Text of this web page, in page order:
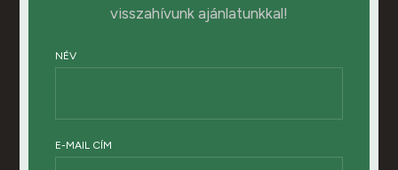
visszahívunk ajánlatunkkal!
NÉV
E-MAIL CÍM